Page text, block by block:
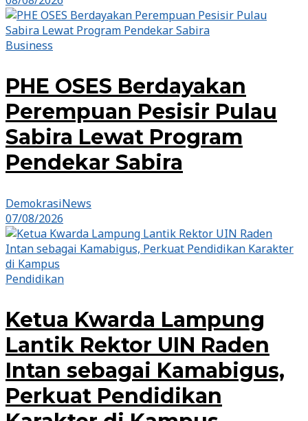
Business
PHE OSES Berdayakan
Perempuan Pesisir Pulau
Sabira Lewat Program
Pendekar Sabira
DemokrasiNews
07/08/2026
Pendidikan
Ketua Kwarda Lampung
Lantik Rektor UIN Raden
Intan sebagai Kamabigus,
Perkuat Pendidikan